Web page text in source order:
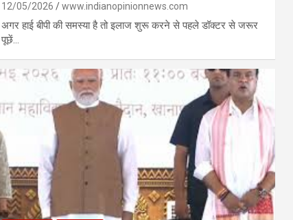
12/05/2026 www.indianopinionnews.com
अगर हाई बीपी की समस्या है तो इलाज शुरू करने से पहले डॉक्टर से जरूर
पूछें…